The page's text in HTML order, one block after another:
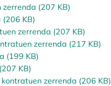
(207 KB)
KB)
zerrenda (207 KB)
zerrenda (217 KB)
(199 KB)
KB)
zerrenda (206 KB)